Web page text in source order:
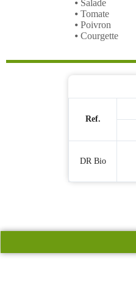
⦁ Salade
⦁ Tomate
⦁ Poivron
⦁ Courgette
Ref.
DR Bio